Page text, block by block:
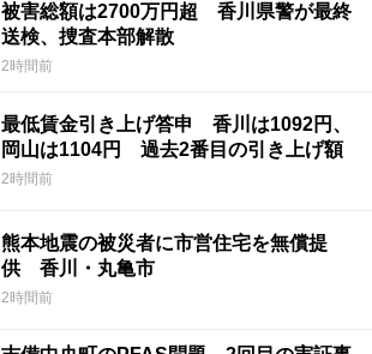
被害総額は2700万円超 香川県警が最終
送検、捜査本部解散
2時間前
最低賃金引き上げ答申 香川は1092円、
岡山は1104円 過去2番目の引き上げ額
2時間前
熊本地震の被災者に市営住宅を無償提
供 香川・丸亀市
2時間前